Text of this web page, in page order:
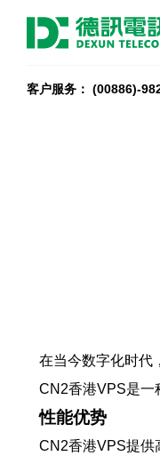
客户服务： (00886)-
在当今数字化时代
CN2香港VPS是一
性能优势
CN2香港VPS提供